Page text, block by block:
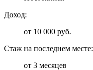
Доход:
от 10 000 руб.
Стаж на последнем месте:
от 3 месяцев